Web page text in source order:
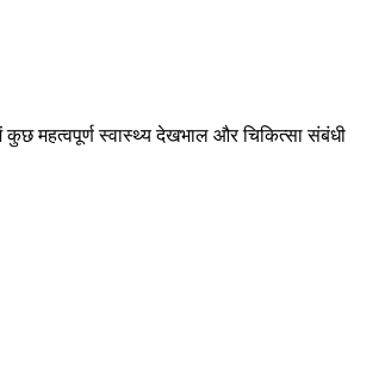
महत्वपूर्ण स्वास्थ्य देखभाल और चिकित्सा संबंधी